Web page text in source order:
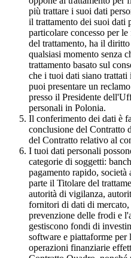
più trattare i suoi dati
il trattamento dei suoi dati
particolare concesso per
del trattamento, ha il
qualsiasi momento senza
trattamento basato sul
che i tuoi dati siano
puoi presentare un
presso il Presidente
personali in Polonia.
Il conferimento dei dati è
conclusione del Contratto
del Contratto relativo al
I tuoi dati personali
categorie di soggetti:
pagamento rapido,
parte il Titolare del
autorità di vigilanza,
fornitori di dati di
prevenzione delle frodi e
gestiscono fondi di
software e piattaforme per
operazioni finanziarie